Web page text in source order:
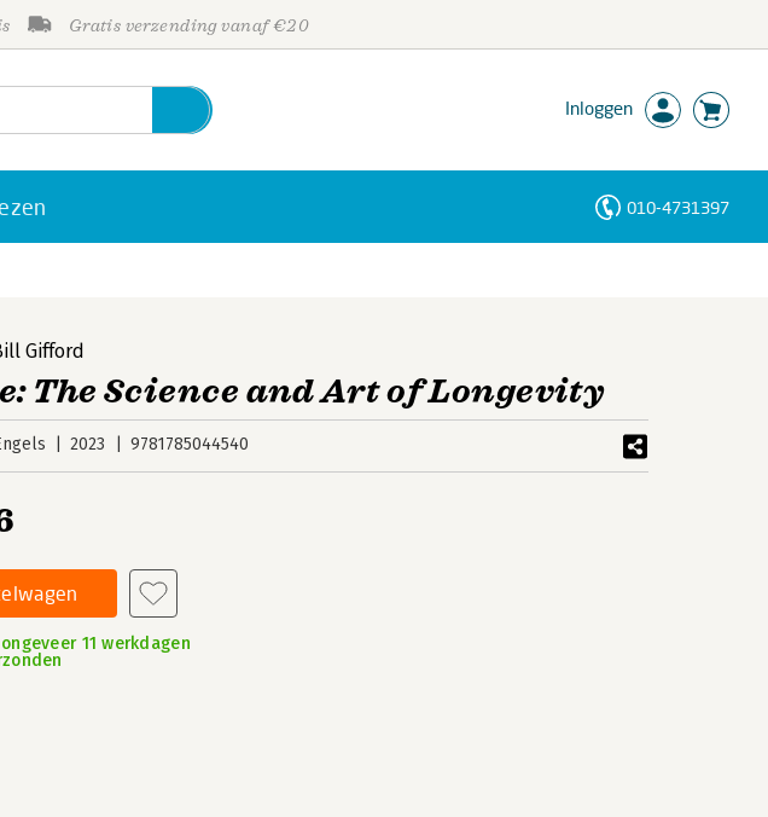
Gratis verzending vanaf €20
Inloggen
010-4731397
Gifford
The Science and Art of Longevity
2023 9781785044540
11 werkdagen
Personen